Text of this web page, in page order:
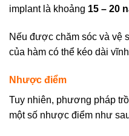
implant là khoảng 15 – 20
Nếu được chăm sóc và vệ
của hàm có thể kéo dài
Nhược điểm
Tuy nhiên, phương pháp
một số nhược điểm như